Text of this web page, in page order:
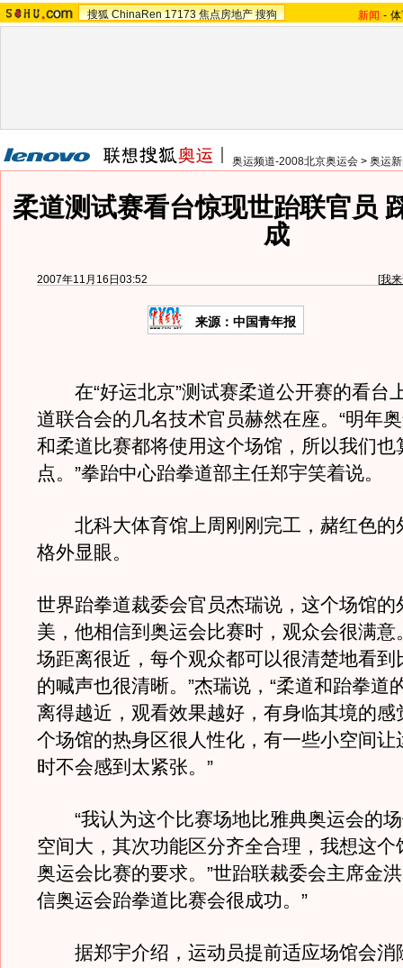
搜狐 ChinaRen 17173 焦点房地产 搜狗 新闻 -
奥运频道-2008北京奥运会 > 奥运
柔道测试赛看台惊现世跆联官员
成
2007年11月16日03:52 [我
来源：中国青年报
在“好运北京”测试赛柔道公开赛的看台
道联合会的几名技术官员赫然在座。“明年
和柔道比赛都将使用这个场馆，所以我们也
点。”拳跆中心跆拳道部主任郑宇笑着说。
北科大体育馆上周刚刚完工，赭红色的
格外显眼。
世界跆拳道裁委会官员杰瑞说，这个场馆的
美，他相信到奥运会比赛时，观众会很满意
场距离很近，每个观众都可以很清楚地看到
的喊声也很清晰。”杰瑞说，“柔道和跆拳道
离得越近，观看效果越好，有身临其境的感
个场馆的热身区很人性化，有一些小空间让
时不会感到太紧张。”
“我认为这个比赛场地比雅典奥运会的场
空间大，其次功能区分齐全合理，我想这个
奥运会比赛的要求。”世跆联裁委会主席金
信奥运会跆拳道比赛会很成功。”
据郑宇介绍，运动员提前适应场馆会消